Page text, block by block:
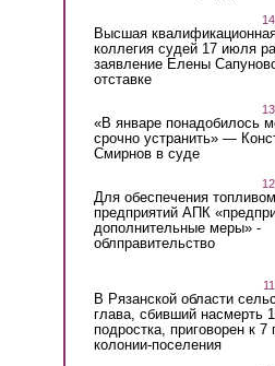
Высшая
коллегия судей 17 июля
заявление Елены
отставке
«В январе понадобилось
срочно устранить» —
Смирнов в суде
Для обеспечения топливом
предприятий АПК
дополнительные меры» -
облправительство
В Рязанской области
глава, сбивший насмерть
подростка, приговорен к 7
колонии-поселения